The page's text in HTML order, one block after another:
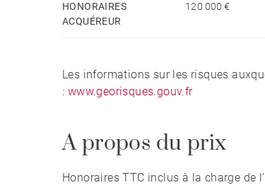
HONORAIRES
ACQUÉREUR
120 000 €
Les informations sur les risques
: www.georisques.gouv.fr
A propos du prix
Honoraires TTC inclus à la charge de